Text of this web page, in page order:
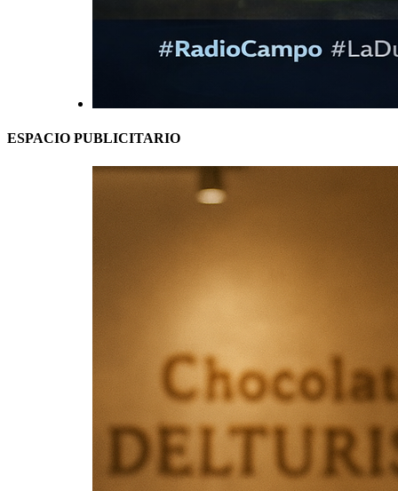
ESPACIO PUBLICITARIO